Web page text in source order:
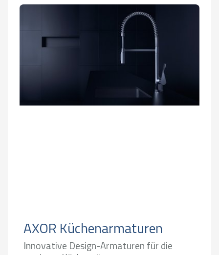
AXOR Küchenarmaturen
Innovative Design-Armaturen für die